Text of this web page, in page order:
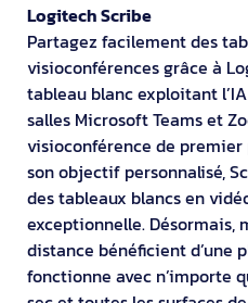
Logitech Scribe
Partagez facilement des
visioconférences grâce à
tableau blanc exploitant
salles Microsoft Teams et
visioconférence de premier
son objectif personnalisé,
des tableaux blancs en
exceptionnelle. Désormais,
distance bénéficient d’une
fonctionne avec n’importe